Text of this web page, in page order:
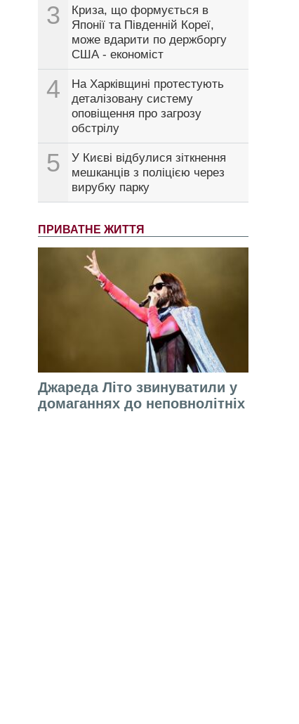
3
Криза, що формується в
Японії та Південній Кореї,
може вдарити по держборгу
США - економіст
4
На Харківщині протестують
деталізовану систему
оповіщення про загрозу
обстрілу
5
У Києві відбулися зіткнення
мешканців з поліцією через
вирубку парку
ПРИВАТНЕ ЖИТТЯ
Джареда Літо звинуватили у
домаганнях до неповнолітніх